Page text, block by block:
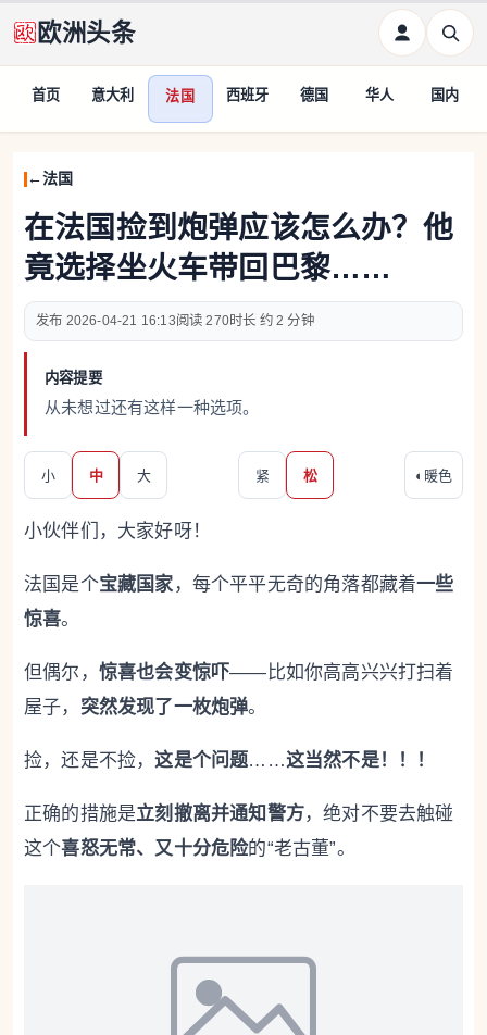
欧洲头条
首页 意大利 法国 西班牙 德国 华人 国内
法国
在法国捡到炮弹应该怎么办？他
竟选择坐火车带回巴黎……
2026-04-21 16:13 270 约 2 分钟
内容提要
从未想过还有这样一种选项。
小 中 大 紧 松 ◐ 暖色
小伙伴们，大家好呀！
法国是个宝藏国家 ，每个平平无奇的角落都藏着一些
惊喜。
但偶尔， 惊喜也会变惊吓——比如你高高兴兴打扫着
屋子， 突然发现了一枚炮弹。
捡，还是不捡，这是个问题……这当然不是！！！
正确的措施是立刻撤离并通知警方，绝对不要去触碰
这个喜怒无常、又十分危险的“老古董”。